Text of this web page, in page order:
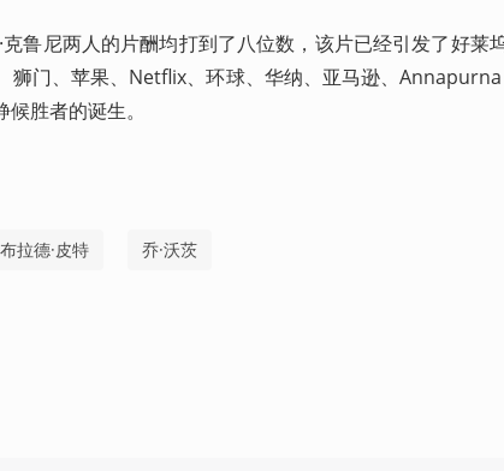
克鲁尼两人的片酬均打到了八位数，该片已经引发了好莱
狮门、苹果、Netflix、环球、华纳、亚马逊、
胜者的诞生。
布拉德·皮特 乔·沃茨